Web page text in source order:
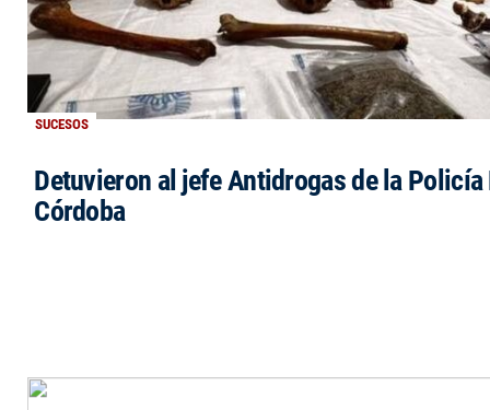
SUCESOS
Detuvieron al jefe Antidrogas de la Policía
Córdoba